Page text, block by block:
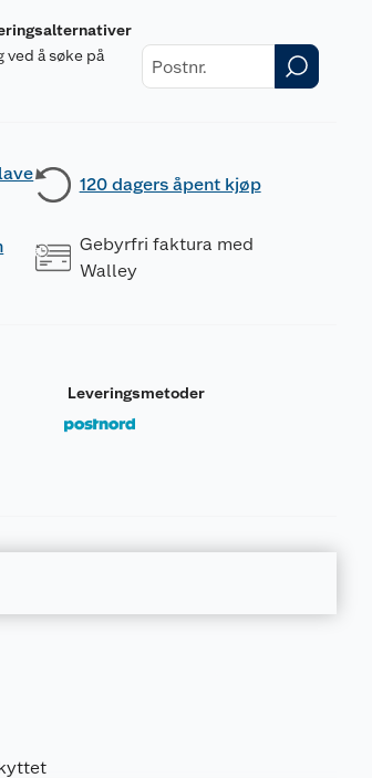
ved å søke på
120 dagers åpent kjøp
Gebyrfri faktura med
Walley
Leveringsmetoder